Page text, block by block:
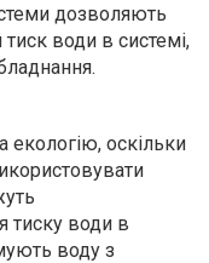
дозволяють
води в системі,
оскільки
тиску води в
воду з